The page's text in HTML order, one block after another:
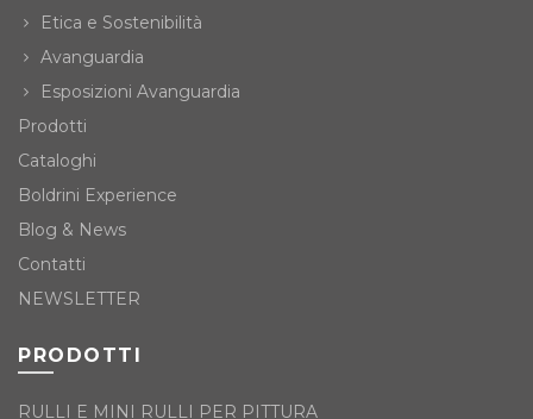
Etica e Sostenibilità
Avanguardia
Esposizioni Avanguardia
Prodotti
Cataloghi
Boldrini Experience
Blog & News
Contatti
NEWSLETTER
PRODOTTI
RULLI E MINI RULLI PER PITTURA